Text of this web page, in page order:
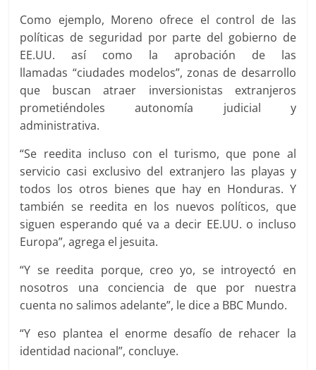
Como ejemplo, Moreno ofrece el control de las
políticas de seguridad por parte del gobierno de
EE.UU. así como la aprobación de las
llamadas “ciudades modelos”, zonas de desarrollo
que buscan atraer inversionistas extranjeros
prometiéndoles autonomía judicial y
administrativa.
“Se reedita incluso con el turismo, que pone al
servicio casi exclusivo del extranjero las playas y
todos los otros bienes que hay en Honduras. Y
también se reedita en los nuevos políticos, que
siguen esperando qué va a decir EE.UU. o incluso
Europa”, agrega el jesuita.
“Y se reedita porque, creo yo, se introyectó en
nosotros una conciencia de que por nuestra
cuenta no salimos adelante”, le dice a BBC Mundo.
“Y eso plantea el enorme desafío de rehacer la
identidad nacional”, concluye.